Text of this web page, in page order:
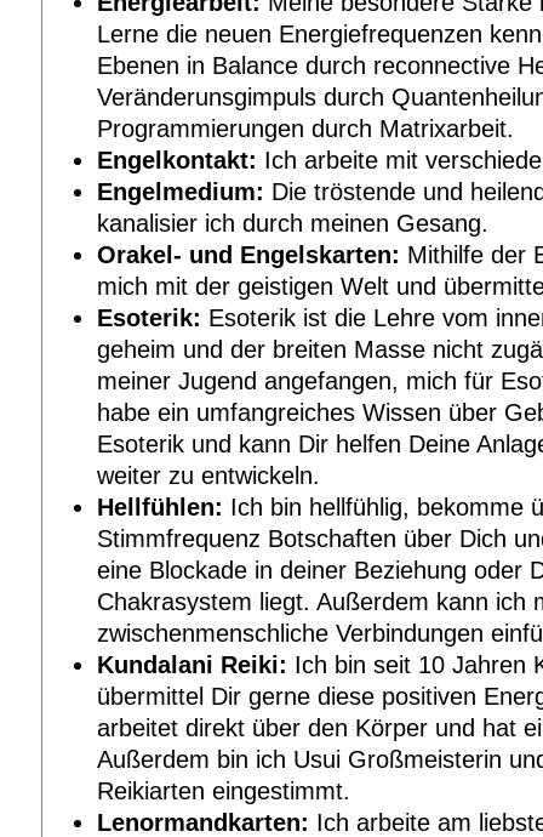
Lerne die neuen Energiefrequenzen
Ebenen in Balance durch reconnective
Veränderunsgimpuls durch
Programmierungen durch Matrixarbeit.
Engelkontakt: Ich arbeite mit
Engelmedium: Die tröstende und
kanalisier ich durch meinen Gesang.
Orakel- und Engelskarten: Mithilfe der
mich mit der geistigen Welt und
Esoterik: Esoterik ist die Lehre vom
geheim und der breiten Masse nicht
meiner Jugend angefangen, mich für
habe ein umfangreiches Wissen über
Esoterik und kann Dir helfen Deine
weiter zu entwickeln.
Hellfühlen: Ich bin hellfühlig, bekomme
Stimmfrequenz Botschaften über Dich
eine Blockade in deiner Beziehung oder
Chakrasystem liegt. Außerdem kann ich
zwischenmenschliche Verbindungen
Kundalani Reiki: Ich bin seit 10 Jahren
übermittel Dir gerne diese positiven
arbeitet direkt über den Körper und hat
Außerdem bin ich Usui Großmeisterin
Reikiarten eingestimmt.
Lenormandkarten: Ich arbeite am